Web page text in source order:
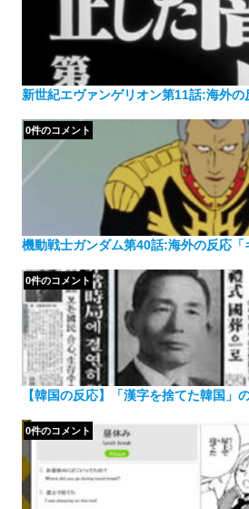
新世紀エヴァンゲリオン第11話:海外の
機動戦士ガンダム第40話:海外の反応「
0件のコメント
【韓国の反応】「漢字を捨てた韓国」
0件のコメント
0件のコメント